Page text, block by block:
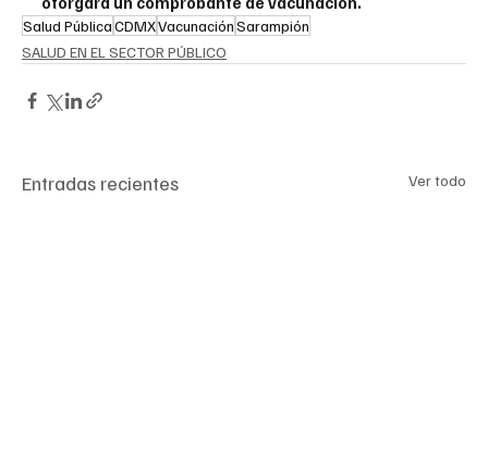
Salud PúblicaCDMXVacunaciónSarampión
SALUD EN EL SECTOR PÚBLICO
Entradas recientes Ver todo